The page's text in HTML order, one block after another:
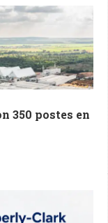
350 postes en